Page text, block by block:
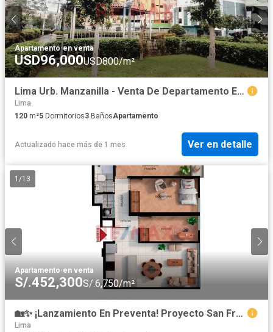
Apartamento·en venta
USD96,000USD800/m²
Lima Urb. Manzanilla - Venta De Departamento En Zona Comercial
Lima
120 m²5 Dormitorios3 BañosApartamento
Actualizado hace más de 1 mes Ver en detalle
1 /13
Apartamento·en venta
S/.452,300S/.6,750/m²
🏡✨ ¡Lanzamiento En Preventa! Proyecto San Francisco 12 ✨🏡 Departamento 502
Lima